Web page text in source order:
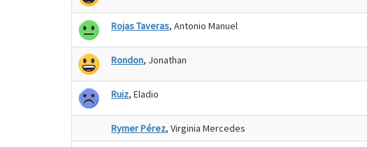
Rojas Taveras, Antonio Manuel
Rondon, Jonathan
Ruiz, Eladio
Rymer Pérez, Virginia Mercedes